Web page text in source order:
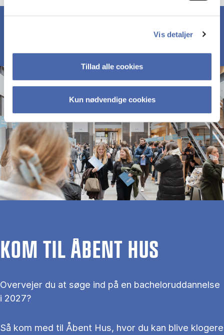
Vis detaljer
Tillad alle cookies
Kun nødvendige cookies
KOM TIL ÅBENT HUS
Overvejer du at søge ind på en bacheloruddannelse
i 2027?
Så kom med til Åbent Hus, hvor du kan blive klogere